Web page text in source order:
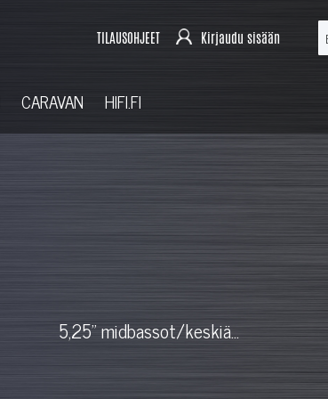
Kirjaudu sisään
TILAUSOHJEET
CARAVAN HIFI.FI
5,25" midbassot/keskiä...